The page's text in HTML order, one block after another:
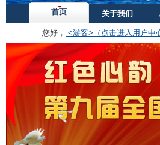
首页 关于我们
您好， <游客>（点击进入用户中